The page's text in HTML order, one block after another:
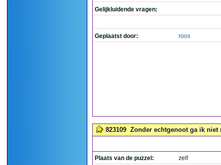
Gelijkluidende vragen:
Geplaatst door: roos
823109 Zonder echtgenoot ga ik niet
Plaats van de puzzel:
zelf